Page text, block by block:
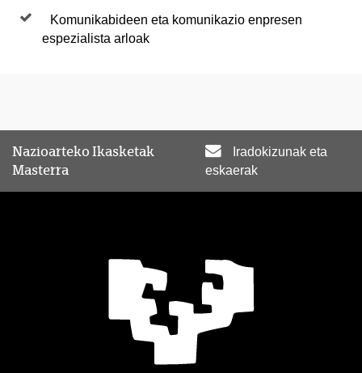
Komunikabideen eta komunikazio enpresen
espezialista arloak
Nazioarteko Ikasketak
Masterra
Iradokizunak eta
eskaerak